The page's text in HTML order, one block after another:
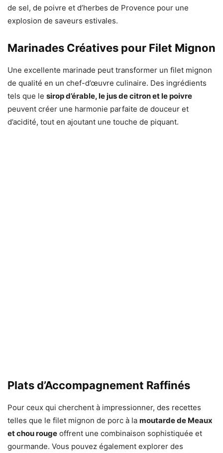
de sel, de poivre et d’herbes de Provence pour une
explosion de saveurs estivales.
Marinades Créatives pour Filet Mignon
Une excellente marinade peut transformer un filet mignon
de qualité en un chef-d’œuvre culinaire. Des ingrédients
tels que le sirop d’érable, le jus de citron et le poivre
peuvent créer une harmonie parfaite de douceur et
d’acidité, tout en ajoutant une touche de piquant.
Plats d’Accompagnement Raffinés
Pour ceux qui cherchent à impressionner, des recettes
telles que le filet mignon de porc à la moutarde de Meaux
et chou rouge offrent une combinaison sophistiquée et
gourmande. Vous pouvez également explorer des